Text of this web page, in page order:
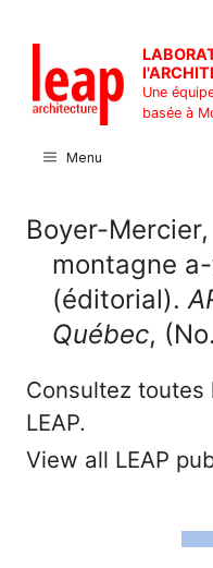
contenu
Une
basée à
Menu
Boyer-
montagne
(éditorial).
Québec,
Consultez
LEAP.
View all LEAP